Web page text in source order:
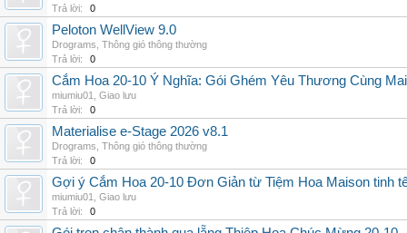
Trả lời:
0
Peloton WellView 9.0
Drograms Thông gió thông thường
Trả lời:
0
Cắm Hoa 20-10 Ý Nghĩa: Gói Ghém Yêu Thương Cùng
miumiu01
Giao lưu
Trả lời:
0
Materialise e-Stage 2026 v8.1
Drograms Thông gió thông thường
Trả lời:
0
Gợi ý Cắm Hoa 20-10 Đơn Giản từ Tiệm Hoa Maison tinh
miumiu01
Giao lưu
Trả lời:
0